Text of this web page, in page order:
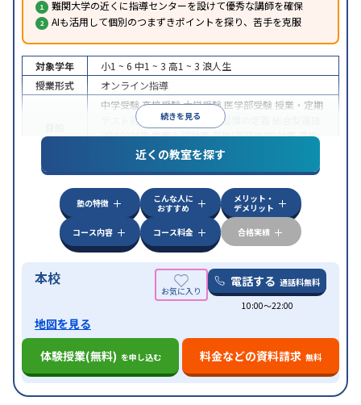
難関大学の近くに指導センターを設けて優秀な講師を確保
AIも活用して個別のつまずきポイントを探り、苦手を克服
続きを見る
対象学年 小1 ~ 6 中1 ~ 3 高1 ~ 3 浪人生
授業形式
オンライン指導
中学受験高校受験大学受験 医学部受験 授業・定期
テスト対策
内申点対策 学習習慣の定着
(旧AO)対策推薦入試対策英検(英語検定)対策漢検
(漢字検定)対策
中高一貫校生に対応成績保証制度あり授業の振替
可能不登校生に対応学習にPC・タブレットを利用
オンライン対応1科目から受講可能
近くの教室を探す
塾の特徴
こんな人に
おすすめ
メリット・
デメリット
コース内容
コース料金 合格実績
本校 電話する 通話料無料
10:00〜22:00
地図を見る
体験授業(無料) を申し込む 料金などの資料請求 無料